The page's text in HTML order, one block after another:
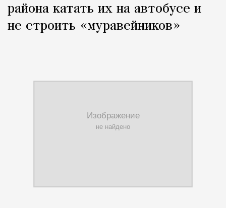
района катать их на автобусе и
не строить «муравейников»